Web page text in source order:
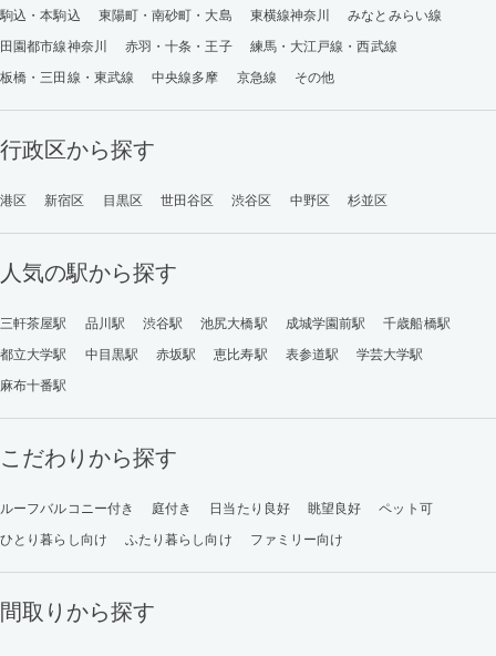
駒込・本駒込
東陽町・南砂町・大島 東横線神奈川
みなとみらい線
田園都市線神奈川
赤羽・十条・王子
練馬・大江戸線・西武線
板橋・三田線・東武線
中央線多摩 京急線 その他
行政区から探す
港区 新宿区 目黒区 世田谷区 渋谷区 中野区 杉並区
人気の駅から探す
三軒茶屋駅 品川駅 渋谷駅 池尻大橋駅 成城学園前駅
千歳船橋駅
都立大学駅
中目黒駅 赤坂駅 恵比寿駅 表参道駅
学芸大学駅
麻布十番駅
こだわりから探す
ルーフバルコニー付き 庭付き 日当たり良好 眺望良好
ペット可
ひとり暮らし向け
ふたり暮らし向け ファミリー向け
間取りから探す